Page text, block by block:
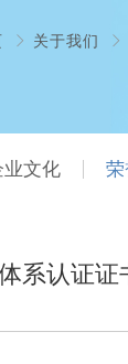
关于我们
业文化
系认证证